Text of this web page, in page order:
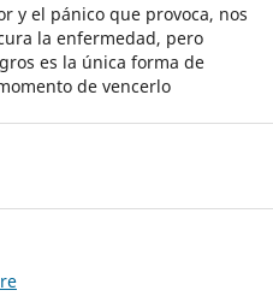
y el pánico que provoca, nos
la enfermedad, pero
es la única forma de
de vencerlo